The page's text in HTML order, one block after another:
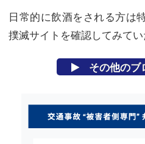
日常的に飲酒をされる方は
撲滅サイトを確認してみてい
その他のブ